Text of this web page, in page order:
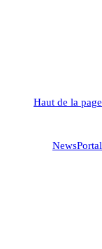
Haut de la page
NewsPortal